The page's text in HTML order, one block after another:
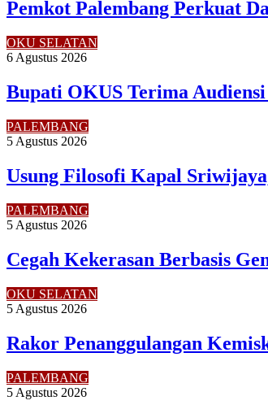
Pemkot Palembang Perkuat
OKU SELATAN
6 Agustus 2026
Bupati OKUS Terima
PALEMBANG
5 Agustus 2026
Usung Filosofi Kapal
PALEMBANG
5 Agustus 2026
Cegah Kekerasan Berbasis
OKU SELATAN
5 Agustus 2026
Rakor Penanggulangan
PALEMBANG
5 Agustus 2026